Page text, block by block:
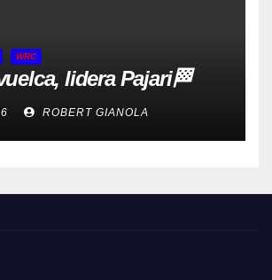
WRC
lidera Pajari🏁
ROBERT GIANOLA